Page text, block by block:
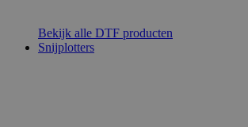
Bekijk alle DTF producten
Snijplotters